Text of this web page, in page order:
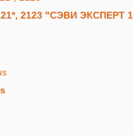
2123 "СЭВИ ЭКСПЕРТ